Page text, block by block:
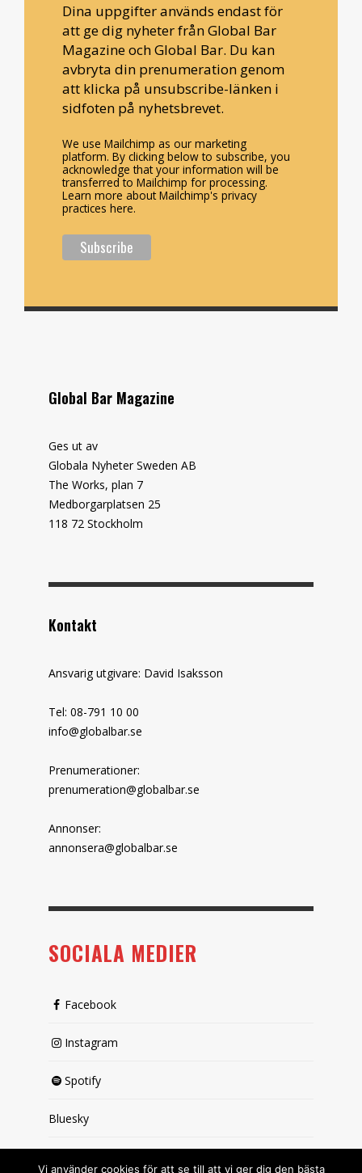
Dina uppgifter används endast för
att ge dig nyheter från Global Bar
Magazine och Global Bar. Du kan
avbryta din prenumeration genom
att klicka på unsubscribe-länken i
sidfoten på nyhetsbrevet.
We use Mailchimp as our marketing
platform. By clicking below to subscribe, you
acknowledge that your information will be
transferred to Mailchimp for processing.
Learn more about Mailchimp's privacy
practices here.
Global Bar Magazine
Ges ut av
Globala Nyheter Sweden AB
The Works, plan 7
Medborgarplatsen 25
118 72 Stockholm
Kontakt
Ansvarig utgivare: David Isaksson
Tel: 08-791 10 00
info@globalbar.se
Prenumerationer:
prenumeration@globalbar.se
Annonser:
annonsera@globalbar.se
SOCIALA MEDIER
Facebook
Instagram
Spotify
Bluesky
Vi använder cookies för att se till att vi ger dig den bästa